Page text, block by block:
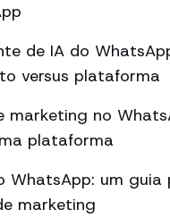
de IA do
versus plataforma
marketing no
plataforma
WhatsApp: um guia
marketing